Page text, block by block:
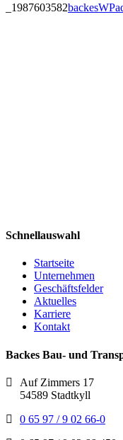
_1987603582
Schnellauswahl
Startseite
Unternehmen
Geschäftsfelder
Aktuelles
Karriere
Kontakt
Backes Bau- und
Auf Zimmers 17
54589 Stadtkyll
0 65 97 / 9 02 66-0